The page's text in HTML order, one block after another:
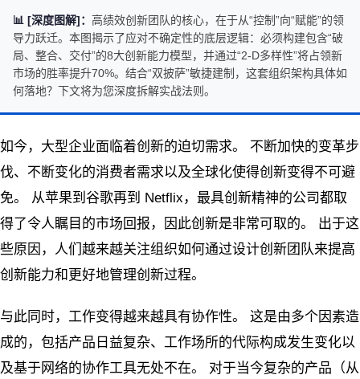
📊 [深度图解]： 高绩效创新团队的核心，在于从“控制”向“赋能”的领
导力跃迁。本图揭示了应对不确定性的底层逻辑：必须构建包含“破
局、整合、交付”的8大创新能力模型，并通过“2-D多样性”将占领新
市场的胜率提升70%。结合“双披萨”敏捷建制，这套组织架构具体如
何落地？下文将为您深度拆解实战法则。
如今，大型企业面临着创新的迫切需求。 不断加快的变革步
伐、不断变化的消费者需求以及全球化使得创新变得不可避
免。 从苹果到谷歌再到 Netflix，最具创新精神的公司都取
得了令人瞩目的市场回报，因此创新是非常可取的。 出于这
些原因，人们越来越关注组织如何通过设计创新团队来提高
创新能力和更好地管理创新过程。
与此同时，工作变得越来越具有协作性。 这是由多个因素造
成的 ，包括产品日益复杂、工作场所的代际构成发生变化以
及基于网络的协作工具无处不在。 对于当今复杂的产品（从